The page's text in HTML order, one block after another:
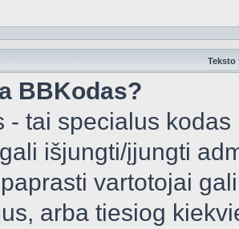
Teksto
BBKodas?
- tai specialus
išjungti/įjungti
vartotojai
arba tiesiog